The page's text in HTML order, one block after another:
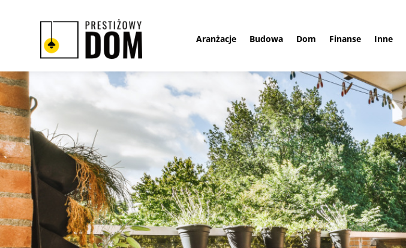
Aranżacje Budowa Dom Finanse Inne